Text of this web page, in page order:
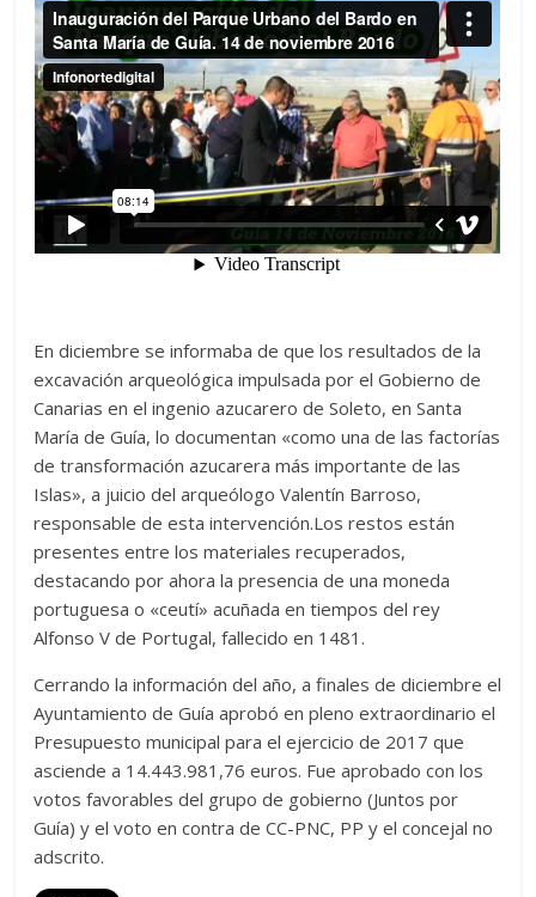
En diciembre se informaba de que los resultados de la
excavación arqueológica impulsada por el Gobierno de
Canarias en el ingenio azucarero de Soleto, en Santa
María de Guía, lo documentan «como una de las factorías
de transformación azucarera más importante de las
Islas», a juicio del arqueólogo Valentín Barroso,
responsable de esta intervención.Los restos están
presentes entre los materiales recuperados,
destacando por ahora la presencia de una moneda
portuguesa o «ceutí» acuñada en tiempos del rey
Alfonso V de Portugal, fallecido en 1481.
Cerrando la información del año, a finales de diciembre el
Ayuntamiento de Guía aprobó en pleno extraordinario el
Presupuesto municipal para el ejercicio de 2017 que
asciende a 14.443.981,76 euros. Fue aprobado con los
votos favorables del grupo de gobierno (Juntos por
Guía) y el voto en contra de CC-PNC, PP y el concejal no
adscrito.